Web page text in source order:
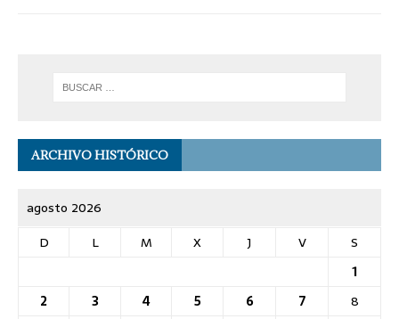
ARCHIVO HISTÓRICO
agosto 2026
D
L M X J V
S
1
2
3 4 5 6 7
8